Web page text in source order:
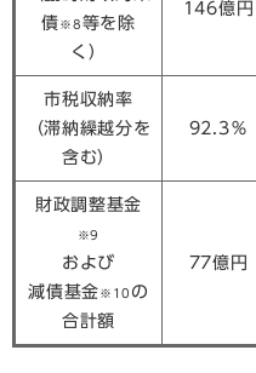
債 ※8 等を除
く）
146億円
市税収納率
（滞納繰越分を
含む）
92.3％
財政調整基金
※9
および
減債基金 ※10 の
合計額
77億円